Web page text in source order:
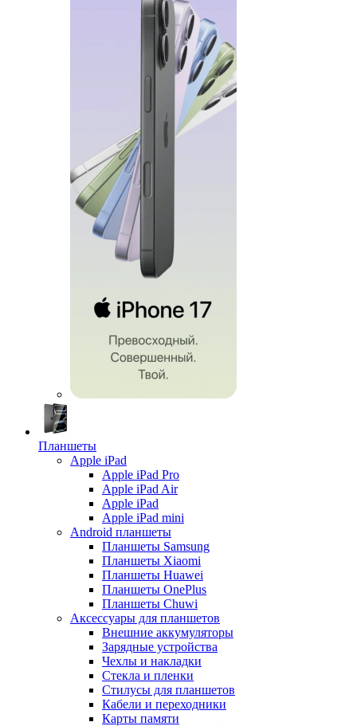
Планшеты
Apple iPad
Apple iPad Pro
Apple iPad Air
Apple iPad
Apple iPad mini
Android планшеты
Планшеты Samsung
Планшеты Xiaomi
Планшеты Huawei
Планшеты OnePlus
Планшеты Chuwi
Аксессуары для планшетов
Внешние аккумуляторы
Зарядные устройства
Чехлы и накладки
Стекла и пленки
Стилусы для планшетов
Кабели и переходники
Карты памяти